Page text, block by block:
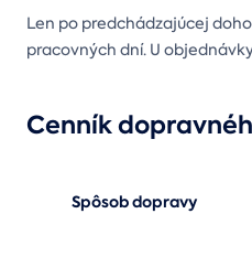
Len po predchádzajúcej
pracovných dní. U
Cenník
Spôsob dopravy